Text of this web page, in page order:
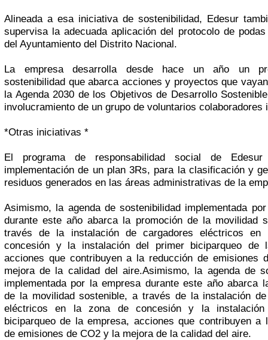
Alineada a esa iniciativa de sostenibilidad, Edesur
supervisa la adecuada aplicación del protocolo de
del Ayuntamiento del Distrito Nacional.
La empresa desarrolla desde hace un año un
sostenibilidad que abarca acciones y proyectos que
la Agenda 2030 de los Objetivos de Desarrollo
involucramiento de un grupo de voluntarios colaboradores
*Otras iniciativas *
El programa de responsabilidad social de
implementación de un plan 3Rs, para la clasificación y
residuos generados en las áreas administrativas de la
Asimismo, la agenda de sostenibilidad implementada
durante este año abarca la promoción de la movilidad
través de la instalación de cargadores eléctricos
concesión y la instalación del primer biciparqueo de
acciones que contribuyen a la reducción de emisiones
mejora de la calidad del aire.Asimismo, la agenda de
implementada por la empresa durante este año abarca
de la movilidad sostenible, a través de la instalación
eléctricos en la zona de concesión y la
biciparqueo de la empresa, acciones que contribuyen a
de emisiones de CO2 y la mejora de la calidad del aire.